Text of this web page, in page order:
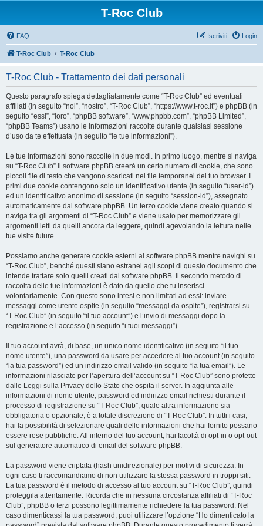
T-Roc Club
FAQ Login
Iscriviti
T-Roc Club T-Roc Club
T-Roc Club - Trattamento dei dati personali
Questo paragrafo spiega dettagliatamente come “T-Roc Club” ed eventuali
affiliati (in seguito “noi”, “nostro”, “T-Roc Club”, “https://www.t-roc.it”) e phpBB (in
seguito “essi”, “loro”, “phpBB software”, “www.phpbb.com”, “phpBB Limited”,
“phpBB Teams”) usano le informazioni raccolte durante qualsiasi sessione
d’uso da te effettuata (in seguito “le tue informazioni”).
Le tue informazioni sono raccolte in due modi. In primo luogo, mentre si naviga
su “T-Roc Club” il software phpBB creerà un certo numero di cookie, che sono
piccoli file di testo che vengono scaricati nei file temporanei del tuo browser. I
primi due cookie contengono solo un identificativo utente (in seguito “user-id”)
ed un identificativo anonimo di sessione (in seguito “session-id”), assegnato
automaticamente dal software phpBB. Un terzo cookie viene creato quando si
naviga tra gli argomenti di “T-Roc Club” e viene usato per memorizzare gli
argomenti letti da quelli ancora da leggere, quindi agevolando la lettura nelle
tue visite future.
Possiamo anche generare cookie esterni al software phpBB mentre navighi su
“T-Roc Club”, benché questi siano estranei agli scopi di questo documento che
intende trattare solo quelli creati dal software phpBB. Il secondo metodo di
raccolta delle tue informazioni è dato da quello che tu inserisci
volontariamente. Con questo sono intesi e non limitati ad essi: inviare
messaggi come utente ospite (in seguito “messaggi da ospite”), registrarsi su
“T-Roc Club” (in seguito “il tuo account”) e l’invio di messaggi dopo la
registrazione e l’accesso (in seguito “i tuoi messaggi”).
Il tuo account avrà, di base, un unico nome identificativo (in seguito “il tuo
nome utente”), una password da usare per accedere al tuo account (in seguito
“la tua password”) ed un indirizzo email valido (in seguito “la tua email”). Le
informazioni rilasciate per l’apertura dell’account su “T-Roc Club” sono protette
dalle Leggi sulla Privacy dello Stato che ospita il server. In aggiunta alle
informazioni di nome utente, password ed indirizzo email richiesti durante il
processo di registrazione su “T-Roc Club”, quale altra informazione sia
obbligatoria o opzionale, è a totale discrezione di “T-Roc Club”. In tutti i casi,
hai la possibilità di selezionare quali delle informazioni che hai fornito possano
essere rese pubbliche. All’interno del tuo account, hai facoltà di opt-in o opt-out
sul generatore automatico di email del software phpBB.
La password viene criptata (hash unidirezionale) per motivi di sicurezza. In
ogni caso ti raccomandiamo di non utilizzare la stessa password in troppi siti.
La tua password è il metodo di accesso al tuo account su “T-Roc Club”, quindi
proteggila attentamente. Ricorda che in nessuna circostanza affiliati di “T-Roc
Club”, phpBB o terzi possono legittimamente richiedere la tua password. Nel
caso dimenticassi la tua password, puoi utilizzare l’opzione “Ho dimenticato la